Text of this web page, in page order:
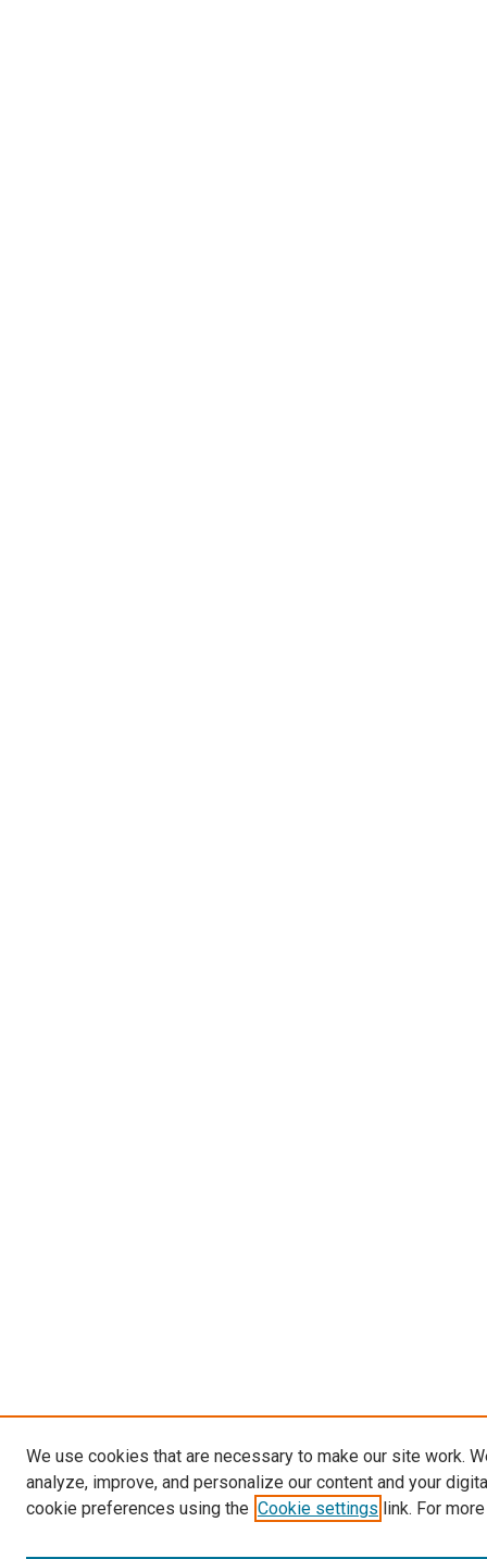
We use cookies that are necessary to make our site work.
analyze, improve, and personalize our content and your
cookie preferences using the Cookie settings link. For